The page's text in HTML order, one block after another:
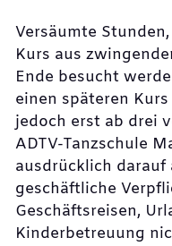
Versäumte
Kurs aus
Ende besucht
einen späteren
jedoch erst ab drei
ADTV-Tanzschule
ausdrücklich darauf
geschäftliche
Geschäftsreisen,
Kinderbetreuung